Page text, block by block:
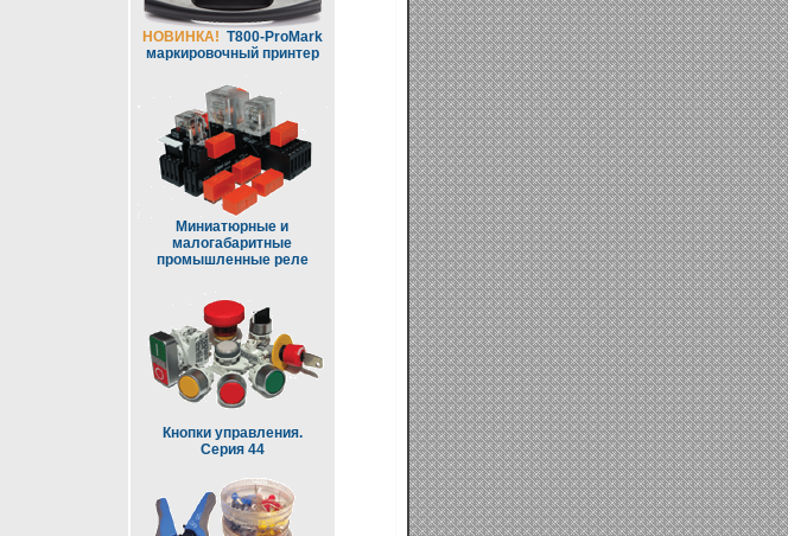
НОВИНКА! T800-ProMark
маркировочный принтер
Миниатюрные и
малогабаритные
промышленные реле
Кнопки управления.
Серия 44